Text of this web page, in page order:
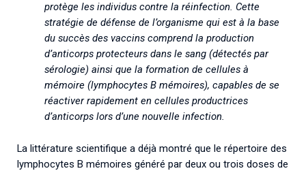
protège les individus contre la réinfection. Cette
stratégie de défense de l’organisme qui est à la base
du succès des vaccins comprend la production
d’anticorps protecteurs dans le sang (détectés par
sérologie) ainsi que la formation de cellules à
mémoire (lymphocytes B mémoires), capables de se
réactiver rapidement en cellules productrices
d’anticorps lors d’une nouvelle infection.
La littérature scientifique a déjà montré que le répertoire des
lymphocytes B mémoires généré par deux ou trois doses de